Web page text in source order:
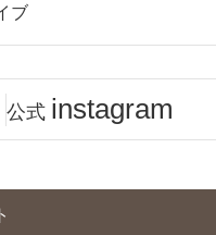
ブ
公式 instagram